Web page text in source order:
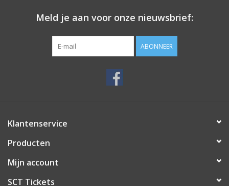
Meld je aan voor onze nieuwsbrief:
ABONNEER
Klantenservice
Producten
Mijn account
SCT Tickets